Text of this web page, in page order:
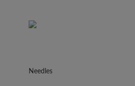
Needles